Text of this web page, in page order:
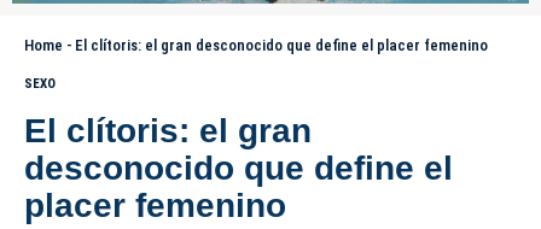
Home - El clítoris: el gran desconocido que define el placer femenino
SEXO
El clítoris: el gran
desconocido que define el
placer femenino